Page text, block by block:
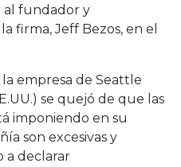
al fundador y
firma, Jeff Bezos, en el
empresa de Seattle
se quejó de que las
imponiendo en su
son excesivas y
a declarar